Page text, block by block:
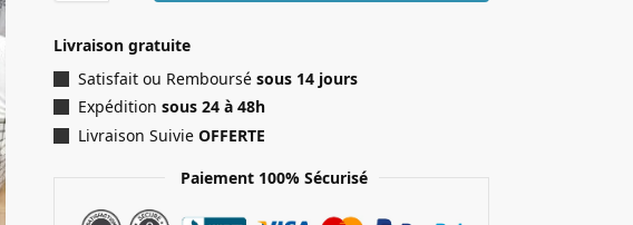
Livraison gratuite
Satisfait ou Remboursésous 14 jours
Expédition sous 24 à 48h
Livraison SuivieOFFERTE
Paiement 100% Sécurisé